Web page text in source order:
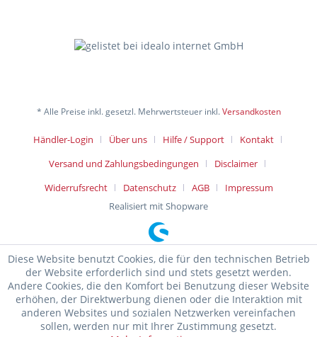
* Alle Preise inkl. gesetzl. Mehrwertsteuer inkl.Versandkosten
Händler-Login Über uns Hilfe / Support
Kontakt
Versand und Zahlungsbedingungen
Disclaimer
Widerrufsrecht
Datenschutz AGB
Impressum
Realisiert mit Shopware
Diese Website benutzt Cookies, die für den technischen Betrieb
der Website erforderlich sind und stets gesetzt werden.
Andere Cookies, die den Komfort bei Benutzung dieser Website
erhöhen, der Direktwerbung dienen oder die Interaktion mit
anderen Websites und sozialen Netzwerken vereinfachen
sollen, werden nur mit Ihrer Zustimmung gesetzt.